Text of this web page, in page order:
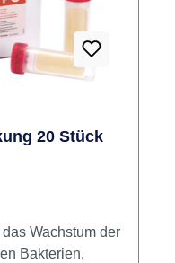
Bitte
je nach
6 Wochen in
die Ware per
20 Stück
Wachstum der
Bakterien,